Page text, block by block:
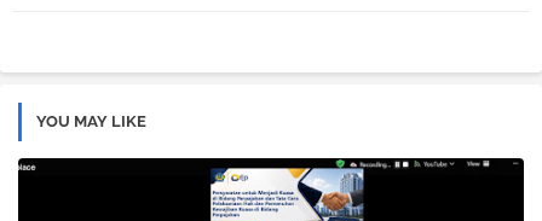
YOU MAY LIKE